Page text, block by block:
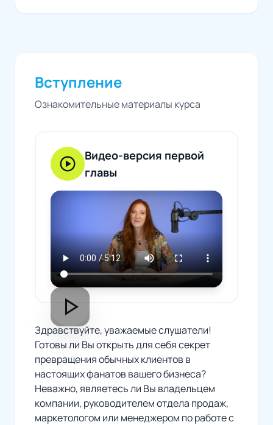
Вступление
Ознакомительные материалы курса
play_circle
Видео-версия первой
главы
play_arrow
Здравствуйте, уважаемые слушатели!
Готовы ли Вы открыть для себя секрет
превращения обычных клиентов в
настоящих фанатов вашего бизнеса?
Неважно, являетесь ли Вы владельцем
компании, руководителем отдела продаж,
маркетологом или менеджером по работе с